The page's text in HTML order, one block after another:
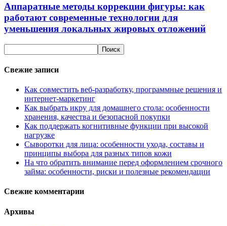
Аппаратные методы коррекции фигуры: как
работают современные технологии для
уменьшения локальных жировых отложений
Свежие записи
Как совместить веб-разработку, программные решения и
интернет-маркетинг
Как выбрать икру для домашнего стола: особенности
хранения, качества и безопасной покупки
Как поддержать когнитивные функции при высокой
нагрузке
Сыворотки для лица: особенности ухода, составы и
принципы выбора для разных типов кожи
На что обратить внимание перед оформлением срочного
займа: особенности, риски и полезные рекомендации
Свежие комментарии
Архивы